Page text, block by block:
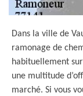
Dans la ville de
ramonage de
habituellement
une multitude
marché. Si vous